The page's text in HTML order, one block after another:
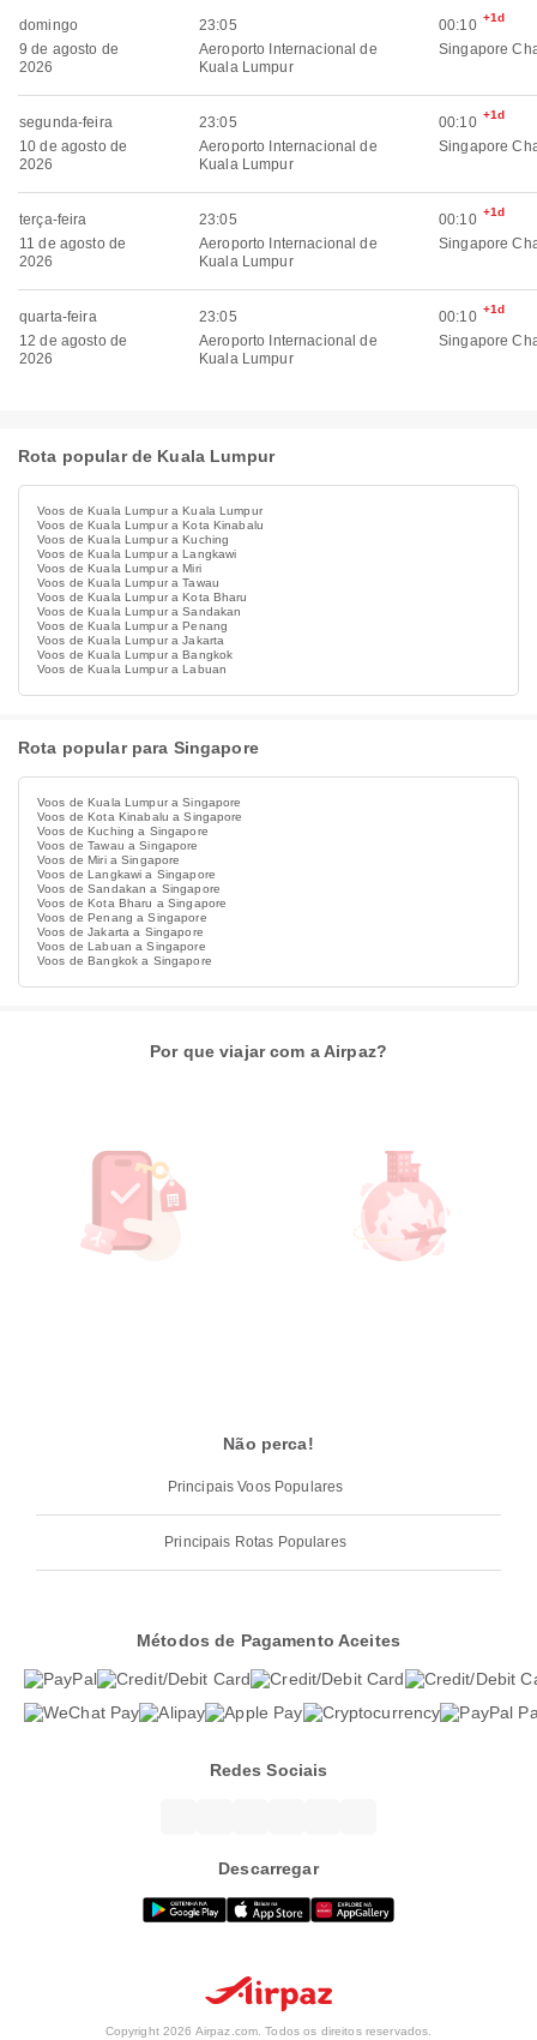
domingo
9 de agosto de
2026
23:05
Aeroporto Internacional de
Kuala Lumpur
00:10 +1d
Singapore
segunda-feira
10 de agosto de
2026
23:05
Aeroporto Internacional de
Kuala Lumpur
00:10 +1d
Singapore
terça-feira
11 de agosto de
2026
23:05
Aeroporto Internacional de
Kuala Lumpur
00:10 +1d
Singapore
quarta-feira
12 de agosto de
2026
23:05
Aeroporto Internacional de
Kuala Lumpur
00:10 +1d
Singapore
Rota popular de Kuala Lumpur
Voos de Kuala Lumpur a Kuala Lumpur
Voos de Kuala Lumpur a Kota Kinabalu
Voos de Kuala Lumpur a Kuching
Voos de Kuala Lumpur a Langkawi
Voos de Kuala Lumpur a Miri
Voos de Kuala Lumpur a Tawau
Voos de Kuala Lumpur a Kota Bharu
Voos de Kuala Lumpur a Sandakan
Voos de Kuala Lumpur a Penang
Voos de Kuala Lumpur a Jakarta
Voos de Kuala Lumpur a Bangkok
Voos de Kuala Lumpur a Labuan
Rota popular para Singapore
Voos de Kuala Lumpur a Singapore
Voos de Kota Kinabalu a Singapore
Voos de Kuching a Singapore
Voos de Tawau a Singapore
Voos de Miri a Singapore
Voos de Langkawi a Singapore
Voos de Sandakan a Singapore
Voos de Kota Bharu a Singapore
Voos de Penang a Singapore
Voos de Jakarta a Singapore
Voos de Labuan a Singapore
Voos de Bangkok a Singapore
Por que viajar com a Airpaz?
Não perca!
Principais Voos Populares
Principais Rotas Populares
Métodos de Pagamento Aceites
Redes Sociais
Descarregar
Copyright 2026 Airpaz.com. Todos os direitos reservados.